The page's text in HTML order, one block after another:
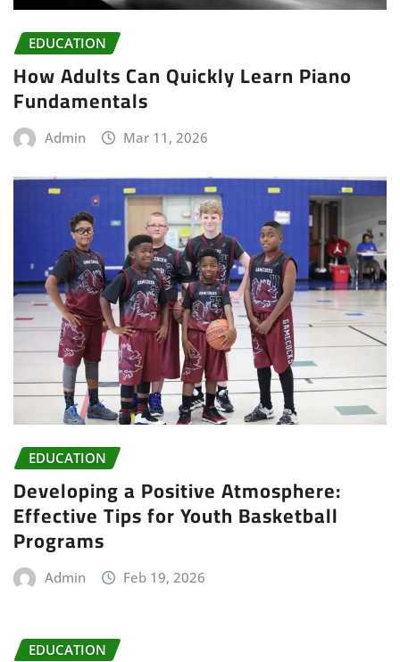
EDUCATION
How Adults Can Quickly Learn Piano
Fundamentals
Admin Mar 11, 2026
EDUCATION
Developing a Positive Atmosphere:
Effective Tips for Youth Basketball
Programs
Admin Feb 19, 2026
EDUCATION